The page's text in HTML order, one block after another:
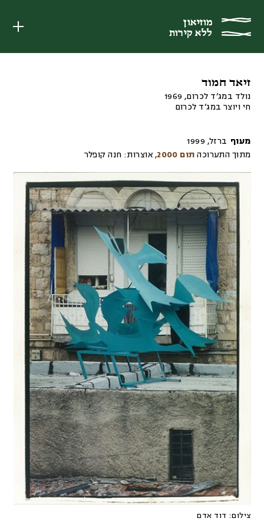
מוזיאון
ללא קירות
מוזיאון
ללא קירות
זיאד חמוד
נולד במג’ד לכרום, 1969
חי ויוצר במג’ד לכרום
מעוף ברזל,
1999
מתוך התערוכה תום 2000 , אוצרות: חנה קופלר
צילום: דוד אדם